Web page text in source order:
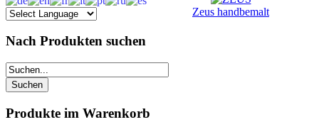
Nach Produkten suchen
Produkte im Warenkorb
Zeus handbemalt